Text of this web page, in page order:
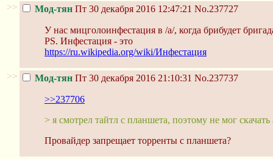
>> Мод-тян Пт 30 декабря 2016 12:47:21 No.237727
У нас мицголоинфестация в /а/, когда брибудет
PS. Инфестация - это
https://ru.wikipedia.org/wiki/Инфестация
>> Мод-тян Пт 30 декабря 2016 21:10:31 No.237737
>>237706
> я смотрел тайтл с планшета, поэтому не мог скачать
Провайдер запрещает торренты с планшета?